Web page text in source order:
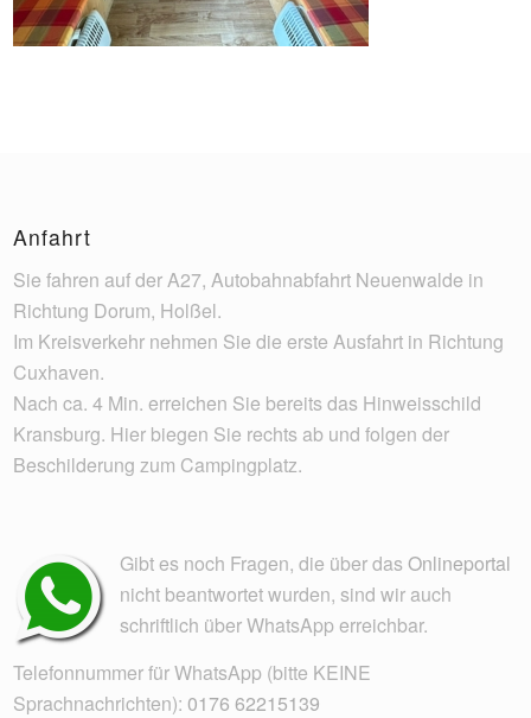
Anfahrt
Sie fahren auf der A27, Autobahnabfahrt Neuenwalde in
Richtung Dorum, Holßel.
Im Kreisverkehr nehmen Sie die erste Ausfahrt in Richtung
Cuxhaven.
Nach ca. 4 Min. erreichen Sie bereits das Hinweisschild
Kransburg. Hier biegen Sie rechts ab und folgen der
Beschilderung zum Campingplatz.
Gibt es noch Fragen, die über dasOnlineportal
nicht beantwortet wurden, sind wir auch
schriftlich über WhatsApp erreichbar.
Telefonnummer für WhatsApp (bitte KEINE
Sprachnachrichten): 0176 62215139